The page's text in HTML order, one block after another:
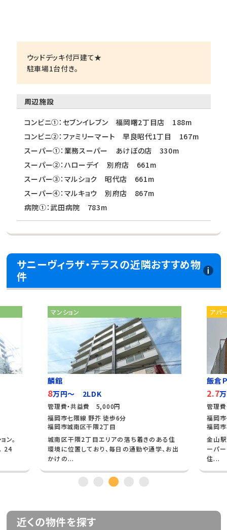
ウッドデッキ付戸建て★
駐車場1台付き。
周辺施設
コンビニ①：セブンイレブン 福岡曙2丁目店 188m
コンビニ②：ファミリーマート 早良昭代1丁目 167m
スーパー①：業務スーパー あけぼの店 330m
スーパー②：ハローデイ 別府店 661m
スーパー③：マルショク 昭代店 661m
スーパー④：マルキョウ 別府店 867m
病院①：武田病院 783m
サニーヴィラザ・テラスの近隣おすすめ物
件
ン。
24
マンション
麟館
8万円～ 2LDK
管理費・共益費 5,000円
福岡市七隈線 野芥 徒歩6分
福岡市城南区干隈2丁目
城南区干隈2丁目エリアの落ち着きのある住
環境に位置しており、毎日の通勤や通学、お出
かけの...
アパ
飯倉
2.7
管理
福岡
福岡
金山
ーパ
住...
近くの物件を探す